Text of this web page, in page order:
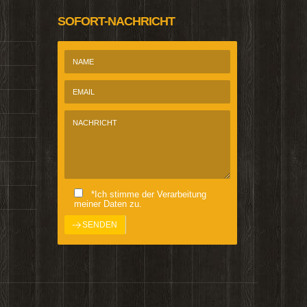
SOFORT-NACHRICHT
*Ich stimme der Verarbeitung
meiner Daten zu.